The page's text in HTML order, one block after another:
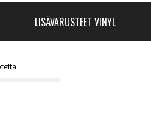
LISÄVARUSTEET VINYL